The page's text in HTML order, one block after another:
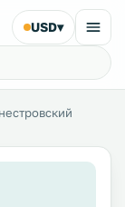
USD▾